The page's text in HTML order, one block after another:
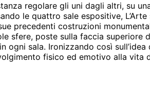
regolare gli uni dagli altri, su
le quattro sale espositive,
precedenti costruzioni
sfere, poste sulla faccia superiore
sala. Ironizzando così sull’idea
fisico ed emotivo alla vita